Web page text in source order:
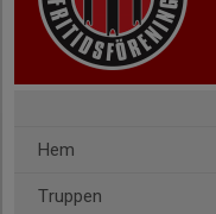
Hem
Truppen